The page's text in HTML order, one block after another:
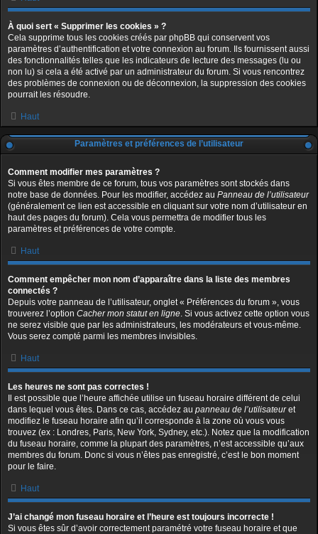
À quoi sert « Supprimer les cookies » ?
Cela supprime tous les cookies créés par phpBB qui conservent vos
paramètres d’authentification et votre connexion au forum. Ils fournissent aussi
des fonctionnalités telles que les indicateurs de lecture des messages (lu ou
non lu) si cela a été activé par un administrateur du forum. Si vous rencontrez
des problèmes de connexion ou de déconnexion, la suppression des cookies
pourrait les résoudre.
Haut
Paramètres et préférences de l’utilisateur
Comment modifier mes paramètres ?
Si vous êtes membre de ce forum, tous vos paramètres sont stockés dans
notre base de données. Pour les modifier, accédez au Panneau de l’utilisateur
(généralement ce lien est accessible en cliquant sur votre nom d’utilisateur en
haut des pages du forum). Cela vous permettra de modifier tous les
paramètres et préférences de votre compte.
Haut
Comment empêcher mon nom d’apparaître dans la liste des membres
connectés ?
Depuis votre panneau de l’utilisateur, onglet « Préférences du forum », vous
trouverez l’option Cacher mon statut en ligne. Si vous activez cette option vous
ne serez visible que par les administrateurs, les modérateurs et vous-même.
Vous serez compté parmi les membres invisibles.
Haut
Les heures ne sont pas correctes !
Il est possible que l’heure affichée utilise un fuseau horaire différent de celui
dans lequel vous êtes. Dans ce cas, accédez au panneau de l’utilisateuret
modifiez le fuseau horaire afin qu’il corresponde à la zone où vous vous
trouvez (ex : Londres, Paris, New York, Sydney, etc.). Notez que la modification
du fuseau horaire, comme la plupart des paramètres, n’est accessible qu’aux
membres du forum. Donc si vous n’êtes pas enregistré, c’est le bon moment
pour le faire.
Haut
J’ai changé mon fuseau horaire et l’heure est toujours incorrecte !
Si vous êtes sûr d’avoir correctement paramétré votre fuseau horaire et que